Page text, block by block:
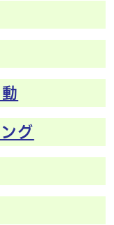
グ